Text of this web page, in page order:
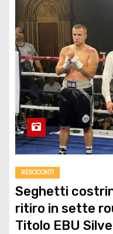
RESOCONTI
Seghetti
ritiro in sette
Titolo EBU